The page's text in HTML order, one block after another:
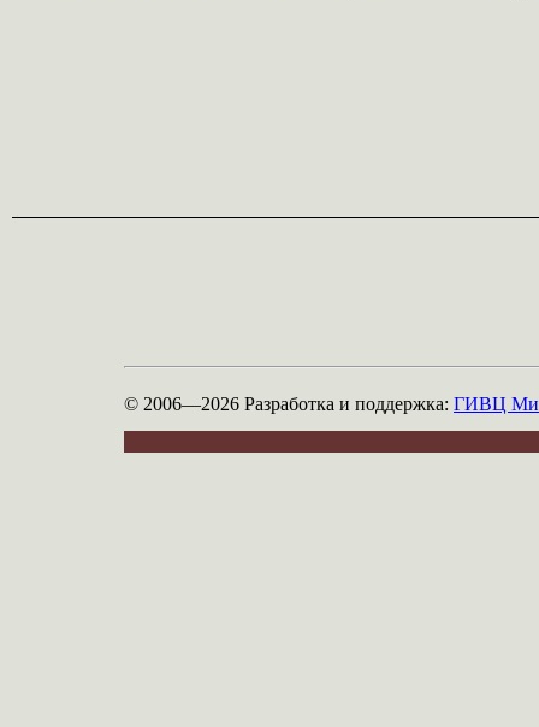
© 2006—2026 Разработка и поддержка: ГИВЦ